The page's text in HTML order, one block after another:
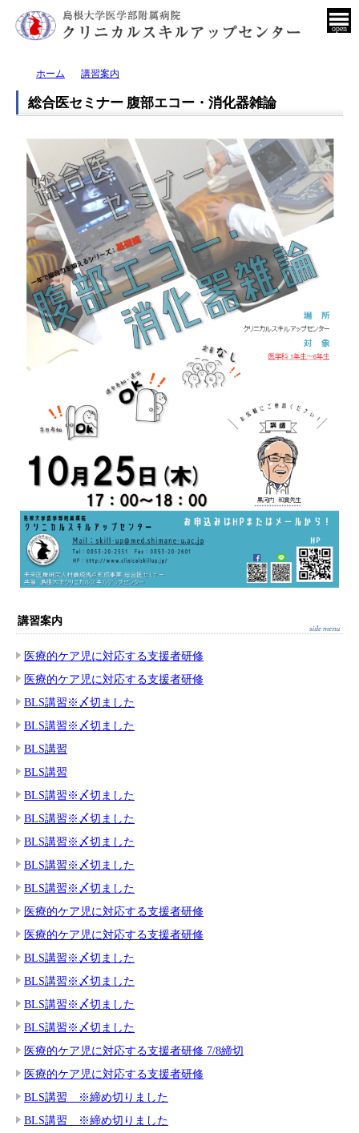
open
ホーム 講習案内
総合医セミナー 腹部エコー・消化器雑論
講習案内
医療的ケア児に対応する支援者研修
医療的ケア児に対応する支援者研修
BLS講習※〆切ました
BLS講習※〆切ました
BLS講習
BLS講習
BLS講習※〆切ました
BLS講習※〆切ました
BLS講習※〆切ました
BLS講習※〆切ました
BLS講習※〆切ました
医療的ケア児に対応する支援者研修
医療的ケア児に対応する支援者研修
BLS講習※〆切ました
BLS講習※〆切ました
BLS講習※〆切ました
BLS講習※〆切ました
医療的ケア児に対応する支援者研修 7/8締切
医療的ケア児に対応する支援者研修
BLS講習 ※締め切りました
BLS講習 ※締め切りました